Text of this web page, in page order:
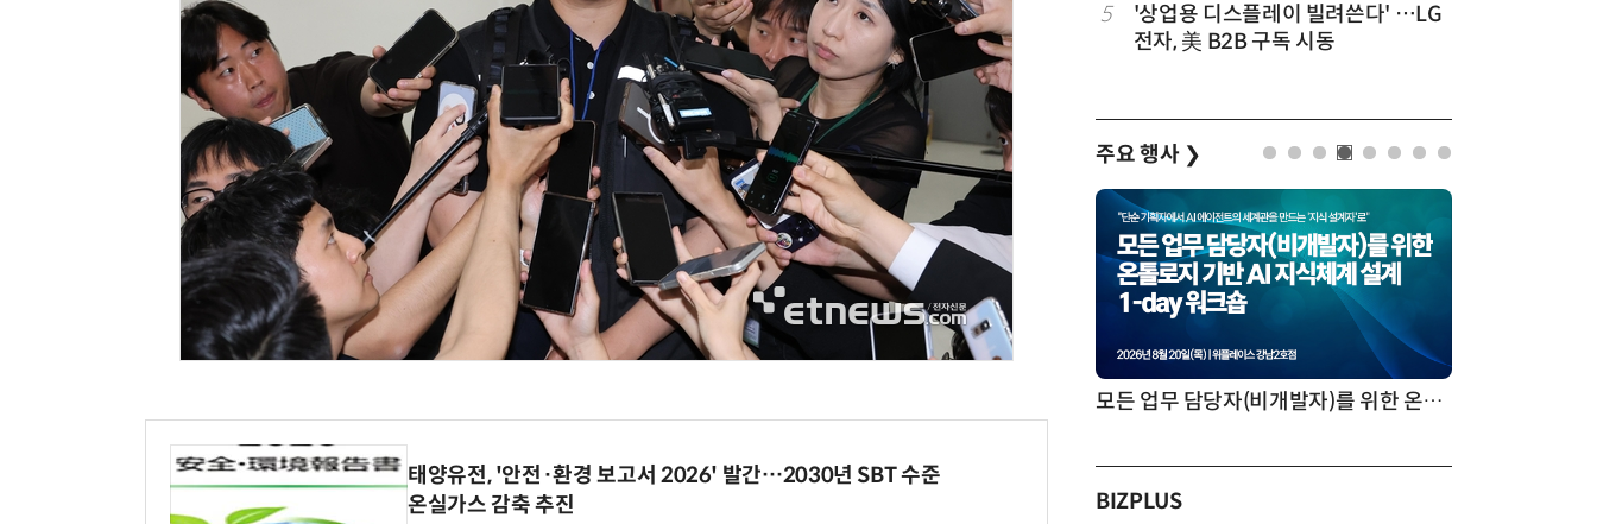
태양유전, '안전·환경 보고서 2026' 발간…2030년 SBT 수준
온실가스 감축 추진
10 [ET단상] 2026 세제개편안, 성장지
향적 세제를 바란다
5
'상업용 디스플레이 빌려쓴다' …LG
전자, 美 B2B 구독 시동
주요 행사 ❯
AI 시대의 의사결정을 바꾸는 수리최적화(Optimization): 실제 산업 적용 사례와 활용 전략
BIZPLUS